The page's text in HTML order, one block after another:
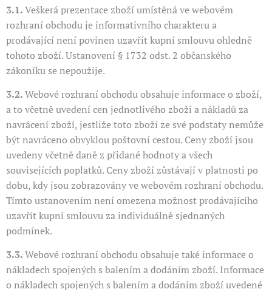
3.1.Veškerá prezentace zboží umístěná ve webovém
rozhraní obchodu je informativního charakteru a
prodávající není povinen uzavřít kupní smlouvu ohledně
tohoto zboží. Ustanovení § 1732 odst. 2 občanského
zákoníku se nepoužije.
3.2.Webové rozhraní obchodu obsahuje informace o zboží,
a to včetně uvedení cen jednotlivého zboží a nákladů za
navrácení zboží, jestliže toto zboží ze své podstaty nemůže
být navráceno obvyklou poštovní cestou. Ceny zboží jsou
uvedeny včetně daně z přidané hodnoty a všech
souvisejících poplatků. Ceny zboží zůstávají v platnosti po
dobu, kdy jsou zobrazovány ve webovém rozhraní obchodu.
Tímto ustanovením není omezena možnost prodávajícího
uzavřít kupní smlouvu za individuálně sjednaných
podmínek.
3.3.Webové rozhraní obchodu obsahuje také informace o
nákladech spojených s balením a dodáním zboží. Informace
o nákladech spojených s balením a dodáním zboží uvedené